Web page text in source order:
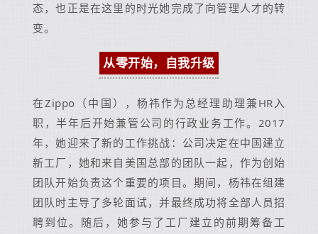
态，也正是在这里的时光她完成了向管理人才的转
变。
从零开始，自我升级
在Zippo（中国），杨祎作为总经理助理兼HR入
职，半年后开始兼管公司的行政业务工作。2017
年，她迎来了新的工作挑战：公司决定在中国建立
新工厂，她和来自美国总部的团队一起，作为创始
团队开始负责这个重要的项目。期间，杨祎在组建
团队时主导了多轮面试，并最终成功将全部人员招
聘到位。随后，她参与了工厂建立的前期筹备工